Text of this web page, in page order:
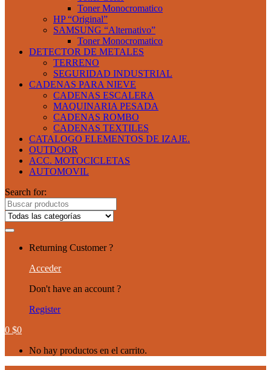
Toner Monocromatico
HP “Original”
SAMSUNG “Alternativo”
Toner Monocromatico
DETECTOR DE METALES
TERRENO
SEGURIDAD INDUSTRIAL
CADENAS PARA NIEVE
CADENAS ESCALERA
MAQUINARIA PESADA
CADENAS ROMBO
CADENAS TEXTILES
CATALOGO ELEMENTOS DE IZAJE.
OUTDOOR
ACC. MOTOCICLETAS
AUTOMOVIL
Search for:
Returning Customer ?
Acceder
Don't have an account ?
Register
0 $0
No hay productos en el carrito.